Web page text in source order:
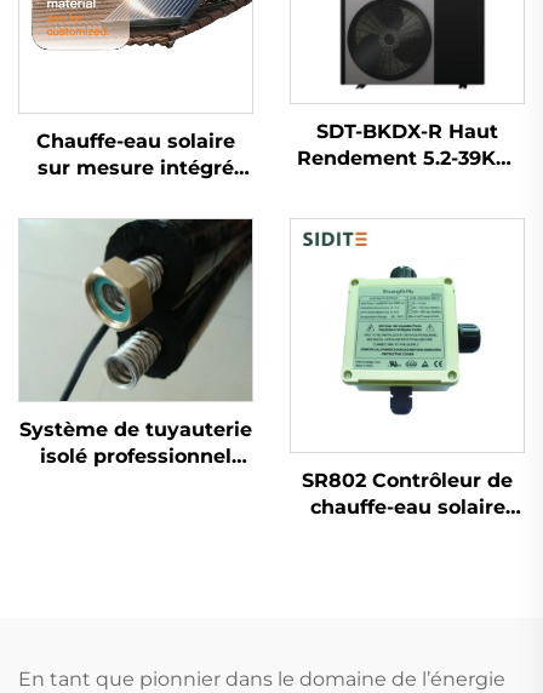
Chauffe-eau solaire
sur mesure intégré
pressurisé avec
collecteur plat ou tube
sous vide pour usage
domestique
commercial et
industriel
SDT-BKDX-R Haut
Rendement 5.2-39KW
Système de
Refroidissement
Économe en Énergie
pour Maison
Commerciale
Système de tuyauterie
isolé professionnel
SR802 Contrôleur de
chauffe-eau solaire
Certification UL94 V-0
En tant que pionnier dans le domaine de l’énergie